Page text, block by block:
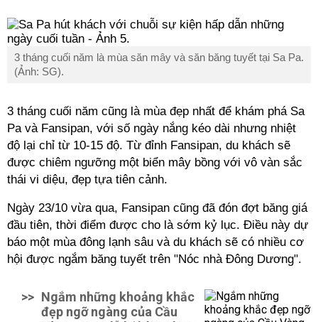
3 tháng cuối năm là mùa săn mây và săn băng tuyết tại Sa Pa.
(Ảnh: SG).
3 tháng cuối năm cũng là mùa đẹp nhất để khám phá Sa
Pa và Fansipan, với số ngày nắng kéo dài nhưng nhiệt
độ lại chỉ từ 10-15 độ. Từ đỉnh Fansipan, du khách sẽ
được chiêm ngưỡng một biển mây bồng với vô vàn sắc
thái vi diệu, đẹp tựa tiên cảnh.
Ngày 23/10 vừa qua, Fansipan cũng đã đón đợt băng giá
đầu tiên, thời điểm được cho là sớm kỷ lục. Điều này dự
báo một mùa đông lạnh sâu và du khách sẽ có nhiều cơ
hội được ngắm băng tuyết trên "Nóc nhà Đông Dương".
>> Ngắm những khoảng khắc
đẹp ngỡ ngàng của Cầu